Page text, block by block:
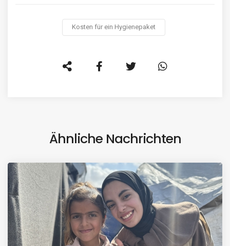
Kosten für ein Hygienepaket
Ähnliche Nachrichten